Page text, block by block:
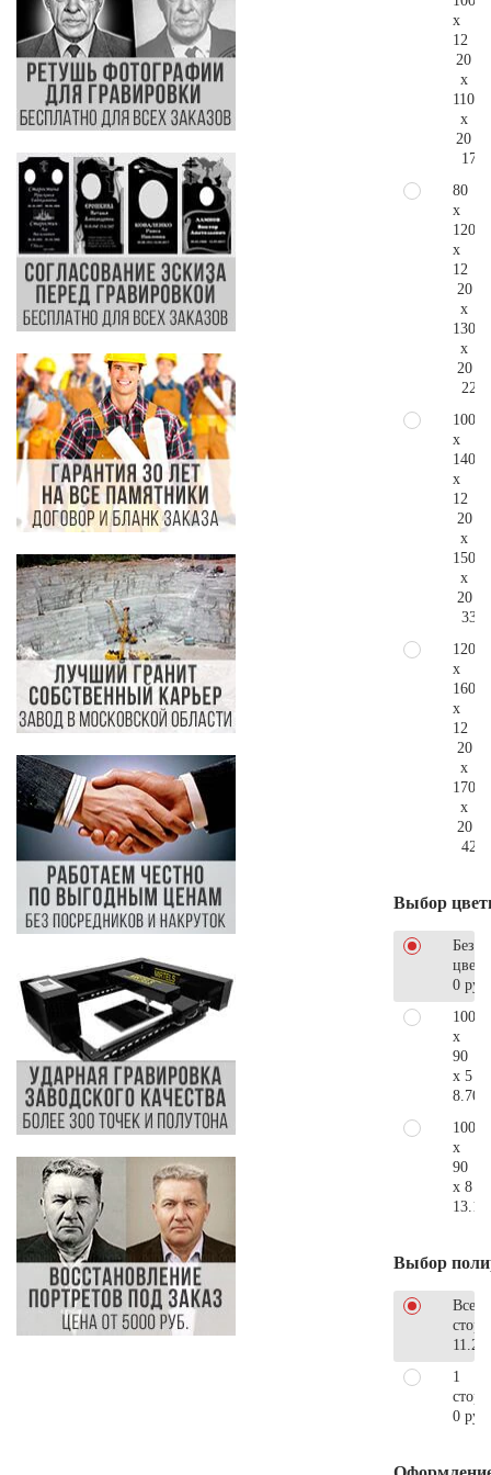
x
12
20
x
110
x
20
80
x
120
x
12
20
x
130
x
20
100
x
140
x
12
20
x
150
x
20
120
x
160
x
12
20
x
170
x
20
Выбор
Без
0 руб.
100
x
90
x 5
100
x
90
x 8
Выбор
Все
1
0 руб.